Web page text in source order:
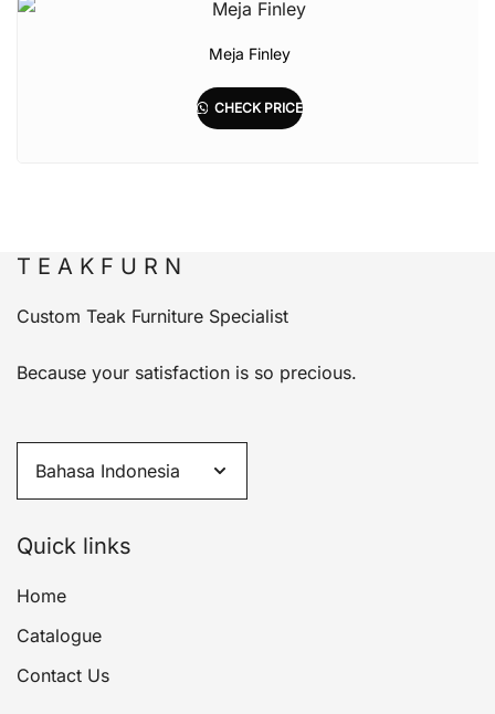
Meja Finley
CHECK PRICE
T E A K F U R N
Custom Teak Furniture Specialist
Because your satisfaction is so precious.
Quick links
Home
Catalogue
Contact Us